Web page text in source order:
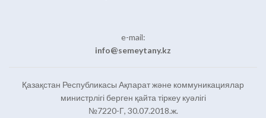
e-mail:
info@semeytany.kz
Қазақстан Республикасы Ақпарат және коммуникациялар
министрлігі берген қайта тіркеу куәлігі
№7220-Г, 30.07.2018.ж.